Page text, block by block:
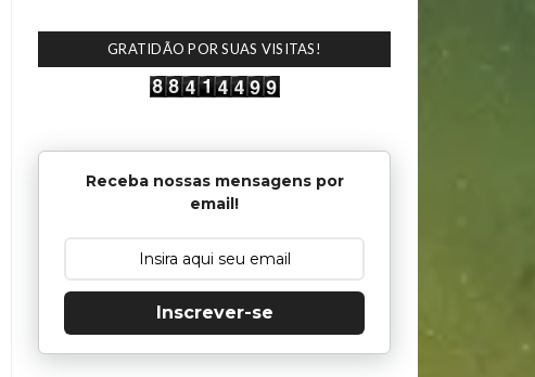
GRATIDÃO POR SUAS VISITAS!
Receba nossas mensagens por
email!
Inscrever-se